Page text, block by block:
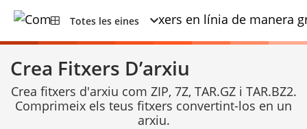
Totes les eines
Crea Fitxers D’arxiu
Crea fitxers d'arxiu com ZIP, 7Z, TAR.GZ i TAR.BZ2.
Comprimeix els teus fitxers convertint-los en un
arxiu.